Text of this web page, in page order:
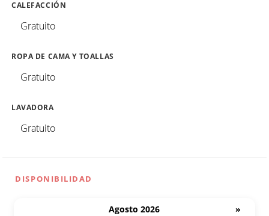
CALEFACCIÓN
Gratuito
ROPA DE CAMA Y TOALLAS
Gratuito
LAVADORA
Gratuito
DISPONIBILIDAD
Agosto 2026
»